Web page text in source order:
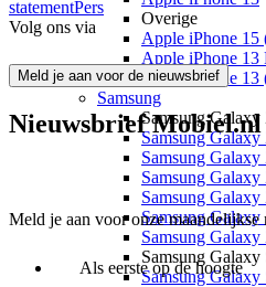
Overige
Apple iPhone 15
Apple iPhone 13
Apple iPhone 13
Samsung
Samsung Galaxy
Samsung
Samsung
Samsung
Samsung
Samsung
Samsung
Samsung Galaxy
Samsung Galaxy
statementPers
Volg ons via
Meld je aan voor de nieuwsbrief
Nieuwsbrief Mobiel.nl
Meld je aan voor onze maandelijkse
Als eerste op de hoogte